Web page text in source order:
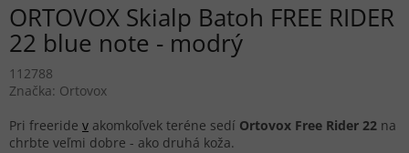
ORTOVOX Skialp Batoh FREE RIDER
22 blue note - modrý
112788
Značka: Ortovox
Pri freeride v akomkoľvek teréne sedí Ortovox Free Rider 22 na
chrbte veľmi dobre - ako druhá koža.